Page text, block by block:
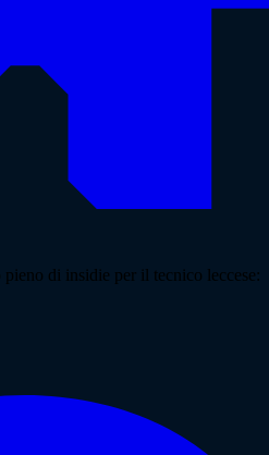
di insidie per il tecnico leccese: